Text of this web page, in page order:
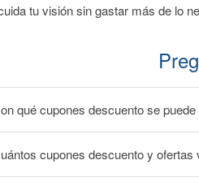
tu visión sin gastar más de lo
qué cupones descuento se
cupones descuento y